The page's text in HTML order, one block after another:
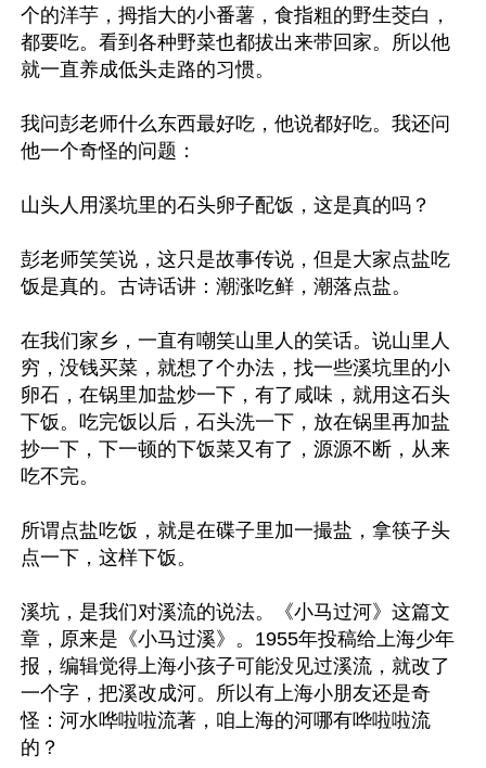
个的洋芋，拇指大的小番薯，食指粗的野生茭白，
都要吃。看到各种野菜也都拔出来带回家。所以他
就一直养成低头走路的习惯。
我问彭老师什么东西最好吃，他说都好吃。我还问
他一个奇怪的问题：
山头人用溪坑里的石头卵子配饭，这是真的吗？
彭老师笑笑说，这只是故事传说，但是大家点盐吃
饭是真的。古诗话讲：潮涨吃鲜，潮落点盐。
在我们家乡，一直有嘲笑山里人的笑话。说山里人
穷，没钱买菜，就想了个办法，找一些溪坑里的小
卵石，在锅里加盐炒一下，有了咸味，就用这石头
下饭。吃完饭以后，石头洗一下，放在锅里再加盐
抄一下，下一顿的下饭菜又有了，源源不断，从来
吃不完。
所谓点盐吃饭，就是在碟子里加一撮盐，拿筷子头
点一下，这样下饭。
溪坑，是我们对溪流的说法。《小马过河》这篇文
章，原来是《小马过溪》。1955年投稿给上海少年
报，编辑觉得上海小孩子可能没见过溪流，就改了
一个字，把溪改成河。所以有上海小朋友还是奇
怪：河水哗啦啦流著，咱上海的河哪有哗啦啦流
的？